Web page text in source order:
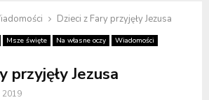
Dzieci z Fary przyjęły Jezusa
Msze święte Na własne oczy
Wiadomości
przyjęły Jezusa
2019